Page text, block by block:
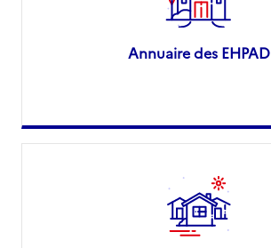
Annuaire des EHPAD